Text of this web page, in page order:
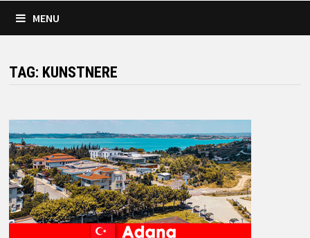
MENU
TAG: KUNSTNERE